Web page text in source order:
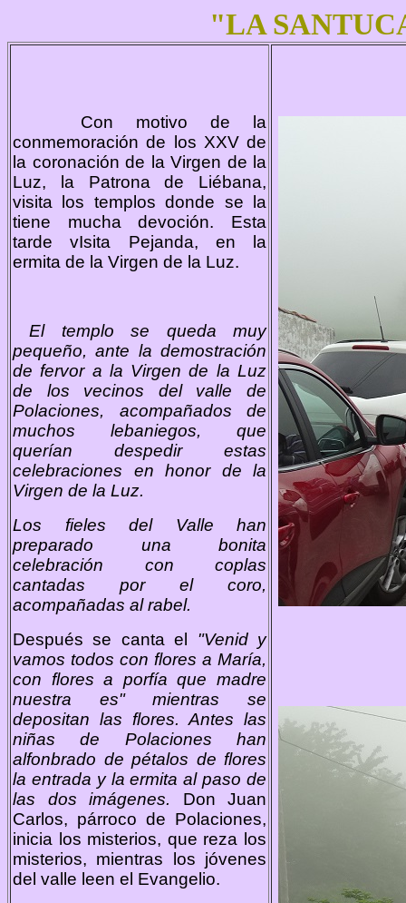
"LA
Con motivo de la
conmemoración de los XXV de
la coronación de la Virgen de la
Luz, la Patrona de Liébana,
visita los templos donde se la
tiene mucha devoción. Esta
tarde vIsita Pejanda, en la
ermita de la Virgen de la Luz.
El templo se queda muy
pequeño, ante la demostración
de fervor a la Virgen de la Luz
de los vecinos del valle de
Polaciones, acompañados de
muchos lebaniegos, que
querían despedir estas
celebraciones en honor de la
Virgen de la Luz.
Los fieles del Valle han
preparado una bonita
celebración con coplas
cantadas por el coro,
acompañadas al rabel.
Después se canta el "Venid y
vamos todos con flores a María,
con flores a porfía que madre
nuestra es" mientras se
depositan las flores. Antes las
niñas de Polaciones han
alfonbrado de pétalos de flores
la entrada y la ermita al paso de
las dos imágenes. Don Juan
Carlos, párroco de Polaciones,
inicia los misterios, que reza los
misterios, mientras los jóvenes
del valle leen el Evangelio.